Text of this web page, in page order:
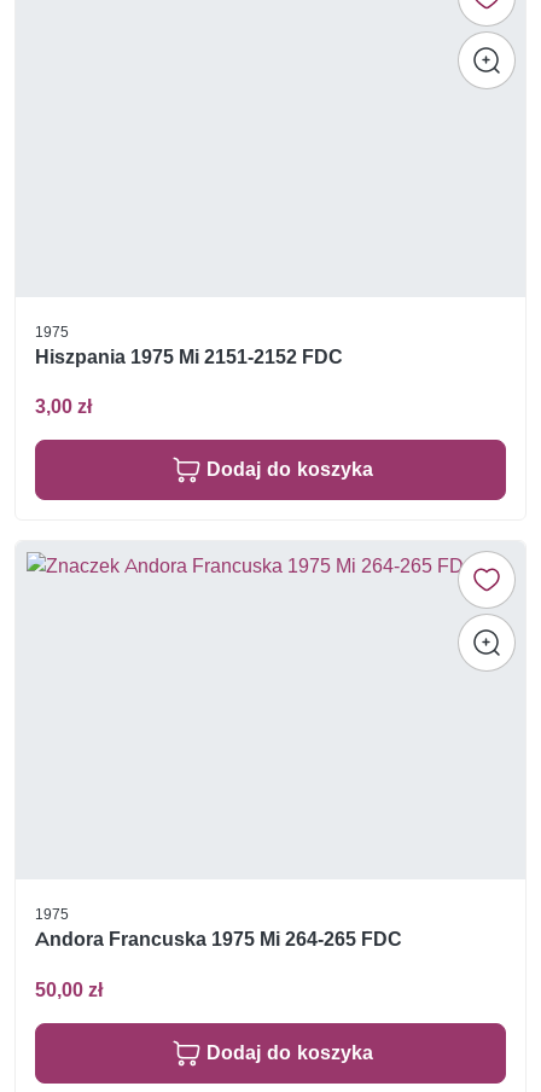
1975
Hiszpania 1975 Mi 2151-2152 FDC
3,00 zł
Dodaj do koszyka
1975
Andora Francuska 1975 Mi 264-265 FDC
50,00 zł
Dodaj do koszyka